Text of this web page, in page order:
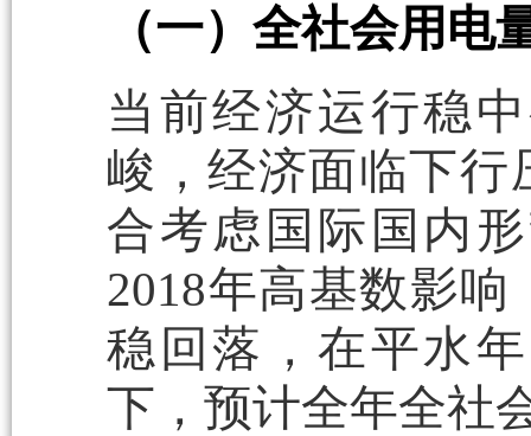
（一）全社会用电
当前经济运行稳
峻，经济面临下行
合考虑国际国内
2018年高基数影
稳回落，在平水
下，预计全年全社